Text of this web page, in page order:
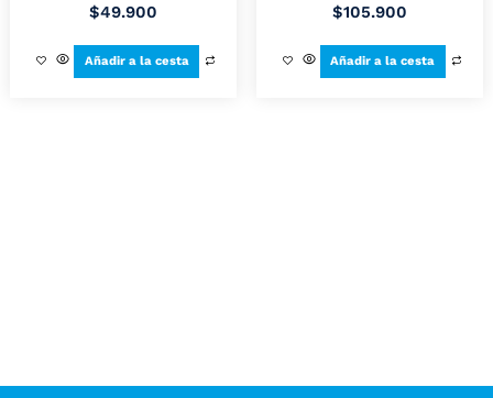
$49.900
Añadir a la cesta
$105.900
Añadir a la cesta